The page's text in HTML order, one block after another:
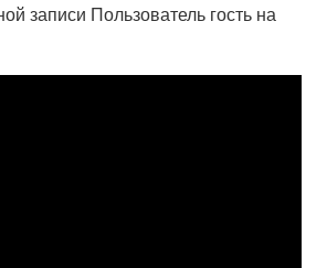
записи Пользователь гость на